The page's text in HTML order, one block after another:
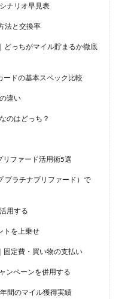
ナリオ早見表
法と交換率
どっちがマイル貯まるか徹底
ードの基本スペック比較
違い
のはどっち？
リファード活用術5選
プラチナプリファード）で
用する
トを上乗せ
固定費・買い物の支払い
ンペーンを併用する
間のマイル獲得実績